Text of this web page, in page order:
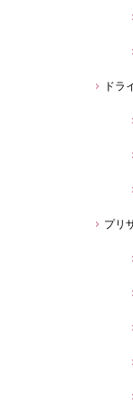
ドラ
プリ